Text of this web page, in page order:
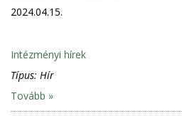
2024.04.15.
Intézményi hírek
Típus: Hír
Tovább »